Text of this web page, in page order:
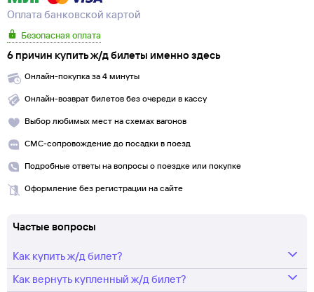
Оплата банковской картой
Безопасная оплата
6 причин купить ж/д билеты именно здесь
Онлайн-покупка за 4 минуты
Онлайн-возврат билетов без очереди в кассу
Выбор любимых мест на схемах вагонов
СМС-сопровождение до посадки в поезд
Подробные ответы на вопросы о поездке или покупке
Оформление без регистрации на сайте
Частые вопросы
Как купить ж/д билет?
Укажите маршрут и дату. В ответ мы найдем информацию РЖД
Как вернуть купленный ж/д билет?